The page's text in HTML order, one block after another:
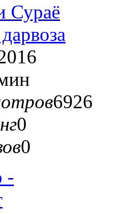
Сураё
6926
0
0